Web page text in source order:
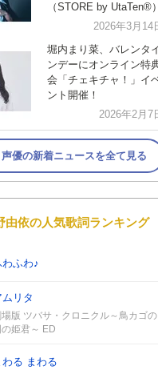
（STORE by UtaTen®︎）
2026年3月14
堀内まり菜、バレンタ
ンデーにオンライン特
会「チェキチャ！」イ
ント開催！
2026年2月7
優の新着ニュースを全て見る
由依の人気歌詞ランキング
わふわ♪
ムリタ
場版 ツバサ・クロニクル～鳥カゴの
の姫君～ ED
わる まわる